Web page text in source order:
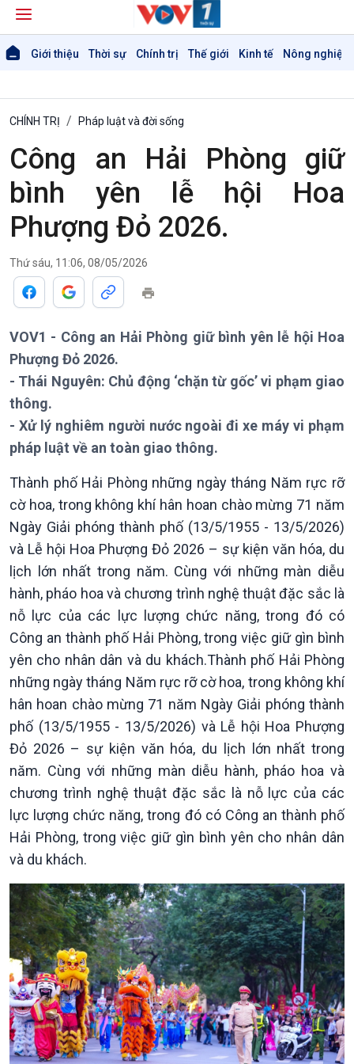
Giới thiệu Thời sự Chính trị Thế giới Kinh tế Nông nghiệp
Giới thiệu
Thời sự 21h30
Chuyên mục
Chính trị
Tin Chính trị
Chính phủ với người dân
Quốc hội với cử tri
Xây dựng đảng
Đảng trong cuộc sống
Nhận diện sự thật
Pháp luật và đời sống
Thế giới
Tin thế giới
Vấn đề quốc tế
Hồ sơ sự kiện quốc tế
Thế giới & Việt Nam
Biên cương - Một dải vững
bền
Kinh tế
Tin Kinh tế
Trước giờ mở cửa
Dòng chảy Kinh tế
Sức sống hàng Việt
Khởi nghiệp
Tuyên chiến với gian lận
thương mại
Nông nghiệp & Biển đảo
Tin Nông nghiệp & Biển
đảo
Mùa vàng
Tâm tình biên giới và hải
đảo
Tìm hiểu biển, đảo Việt
Nam
CHÍNH TRỊ Pháp luật và đời sống
Công an Hải Phòng giữ
bình yên lễ hội Hoa
Phượng Đỏ 2026.
Thứ sáu, 11:06, 08/05/2026
VOV1 - Công an Hải Phòng giữ bình yên lễ hội Hoa
Phượng Đỏ 2026.
- Thái Nguyên: Chủ động ‘chặn từ gốc’ vi phạm giao
thông.
- Xử lý nghiêm người nước ngoài đi xe máy vi phạm
pháp luật về an toàn giao thông.
Thành phố Hải Phòng những ngày tháng Năm rực rỡ
cờ hoa, trong không khí hân hoan chào mừng 71 năm
Ngày Giải phóng thành phố (13/5/1955 - 13/5/2026)
và Lễ hội Hoa Phượng Đỏ 2026 – sự kiện văn hóa, du
lịch lớn nhất trong năm. Cùng với những màn diễu
hành, pháo hoa và chương trình nghệ thuật đặc sắc là
nỗ lực của các lực lượng chức năng, trong đó có
Công an thành phố Hải Phòng, trong việc giữ gìn bình
yên cho nhân dân và du khách.Thành phố Hải Phòng
những ngày tháng Năm rực rỡ cờ hoa, trong không khí
hân hoan chào mừng 71 năm Ngày Giải phóng thành
phố (13/5/1955 - 13/5/2026) và Lễ hội Hoa Phượng
Đỏ 2026 – sự kiện văn hóa, du lịch lớn nhất trong
năm. Cùng với những màn diễu hành, pháo hoa và
chương trình nghệ thuật đặc sắc là nỗ lực của các
lực lượng chức năng, trong đó có Công an thành phố
Hải Phòng, trong việc giữ gìn bình yên cho nhân dân
và du khách.